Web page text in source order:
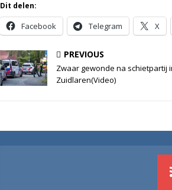
Dit delen:
Facebook Telegram X
PREVIOUS
Zwaar gewonde na schietpartij
Zuidlaren(Video)